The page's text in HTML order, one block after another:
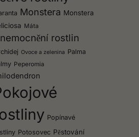
Monstera Monstera
Máta
rostlin
Ovoce a zelenina Palma
Peperomia
Popínavé
Potosovec Pěstování